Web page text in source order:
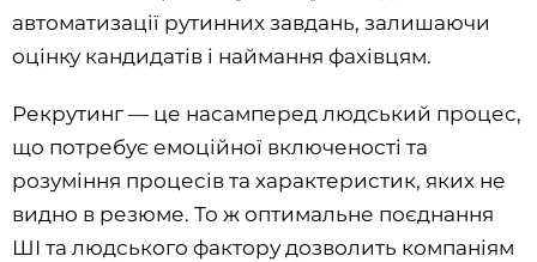
автоматизації рутинних завдань, залишаючи
оцінку кандидатів і наймання фахівцям.
Рекрутинг — це насамперед людський процес,
що потребує емоційної включеності та
розуміння процесів та характеристик, яких не
видно в резюме. То ж оптимальне поєднання
ШІ та людського фактору дозволить компаніям